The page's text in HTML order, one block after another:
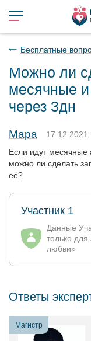
Бесплатные
Можно ли
месячные и
через 3дн
Мара
17.12.2021
Если идут месячные
можно ли сделать
её?
Участник 1
Данные
только
любви»
Ответы
Магистр